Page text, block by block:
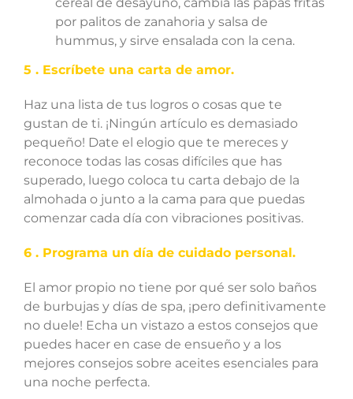
por palitos de zanahoria y salsa de
hummus, y sirve ensalada con la cena.
5 . Escríbete una carta de amor.
Haz una lista de tus logros o cosas que te
gustan de ti. ¡Ningún artículo es demasiado
pequeño! Date el elogio que te mereces y
reconoce todas las cosas difíciles que has
superado, luego coloca tu carta debajo de la
almohada o junto a la cama para que puedas
comenzar cada día con vibraciones positivas.
6 . Programa un día de cuidado personal.
El amor propio no tiene por qué ser solo baños
de burbujas y días de spa, ¡pero definitivamente
no duele! Echa un vistazo a estos consejos que
puedes hacer en case de ensueño y a los
mejores consejos sobre aceites esenciales para
una noche perfecta.